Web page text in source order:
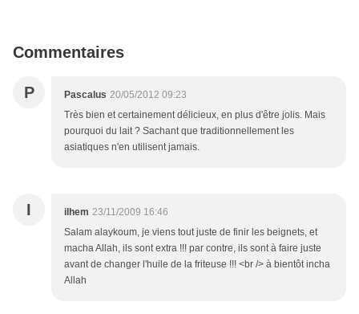
Commentaires
P Pascalus 20/05/2012 09:23
Très bien et certainement délicieux, en plus d'être jolis. Mais
pourquoi du lait ? Sachant que traditionnellement les
asiatiques n'en utilisent jamais.
I ilhem 23/11/2009 16:46
Salam alaykoum, je viens tout juste de finir les beignets, et
macha Allah, ils sont extra !!! par contre, ils sont à faire juste
avant de changer l'huile de la friteuse !!! <br /> à bientôt incha
Allah